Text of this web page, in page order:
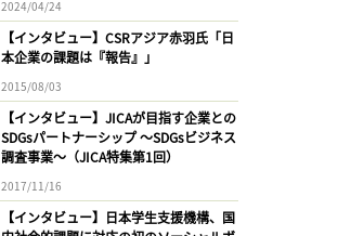
2024/04/24
【インタビュー】CSRアジア赤羽氏「日
本企業の課題は『報告』」
2015/08/03
【インタビュー】JICAが目指す企業との
SDGsパートナーシップ 〜SDGsビジネス
調査事業〜（JICA特集第1回）
2017/11/16
【インタビュー】日本学生支援機構、国